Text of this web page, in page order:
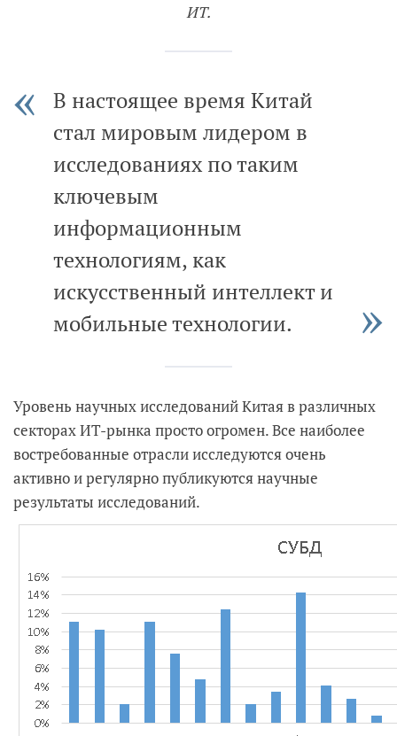
ИТ.
В настоящее время Китай
стал мировым лидером в
исследованиях по таким
ключевым
информационным
технологиям, как
искусственный интеллект и
мобильные технологии.
Уровень научных исследований Китая в различных
секторах ИТ-рынка просто огромен. Все наиболее
востребованные отрасли исследуются очень
активно и регулярно публикуются научные
результаты исследований.